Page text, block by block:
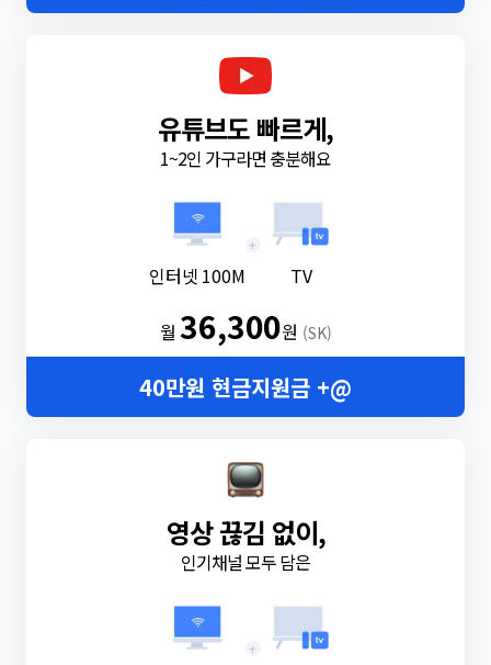
유튜브도 빠르게,
1~2인 가구라면 충분해요
인터넷 100M
+
TV
월36,300원 (SK)
40만원 현금지원금 +@
영상 끊김 없이,
인기채널 모두 담은
+